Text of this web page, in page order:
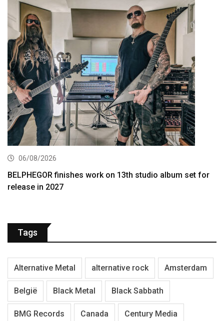
06/08/2026
BELPHEGOR finishes work on 13th studio album set for
release in 2027
Tags
Alternative Metal alternative rock Amsterdam
België Black Metal Black Sabbath
BMG Records Canada Century Media